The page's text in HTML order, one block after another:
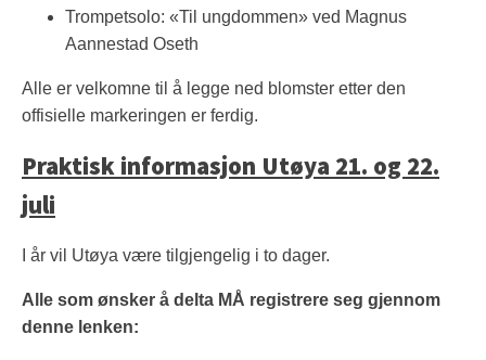
Trompetsolo: «Til ungdommen» ved Magnus
Aannestad Oseth
Alle er velkomne til å legge ned blomster etter den
offisielle markeringen er ferdig.
Praktisk informasjon Utøya 21. og 22.
juli
I år vil Utøya være tilgjengelig i to dager.
Alle som ønsker å delta MÅ registrere seg gjennom
denne lenken: